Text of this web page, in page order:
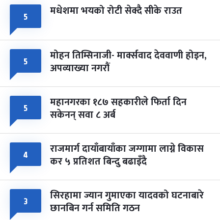
५ मधेशमा भयको रोटी सेक्दै सीके राउत
५ मोहन तिम्सिनाजी- मार्क्सवाद देववाणी होइन,
अपव्याख्या नगरौं
५ महानगरका १८७ सहकारीले फिर्ता दिन
सकेनन् सवा ८ अर्ब
४ राजमार्ग दायाँबायाँका जग्गामा लाग्ने विकास
कर ५ प्रतिशत बिन्दु बढाइँदै
३ सिरहामा ज्यान गुमाएका यादवको घटनाबारे
छानबिन गर्न समिति गठन